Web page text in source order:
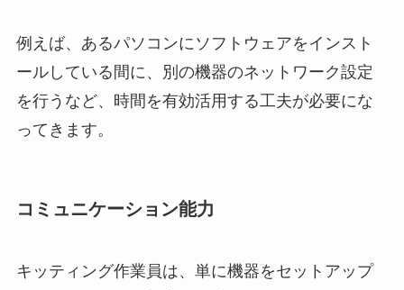
例えば、あるパソコンにソフトウェアをインスト
ールしている間に、別の機器のネットワーク設定
を行うなど、時間を有効活用する工夫が必要にな
ってきます。
コミュニケーション能力
キッティング作業員は、単に機器をセットアップ